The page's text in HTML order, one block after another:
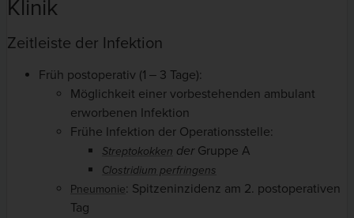
Klinik
Zeitleiste der Infektion
Früh postoperativ (1 ‒ 3 Tage):
Möglichkeit einer vorbestehenden ambulant
erworbenen Infektion
Frühe Infektion der Operationsstelle:
Streptokokken derGruppe A
Clostridium perfringens
Pneumonie: Spitzeninzidenz am 2. postoperativen
Tag